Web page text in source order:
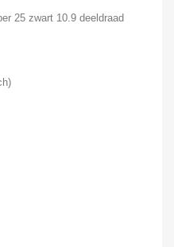
25 zwart 10.9 deeldraad